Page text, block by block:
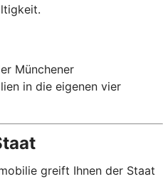
Münchener
in die eigenen vier
greift Ihnen der Staat